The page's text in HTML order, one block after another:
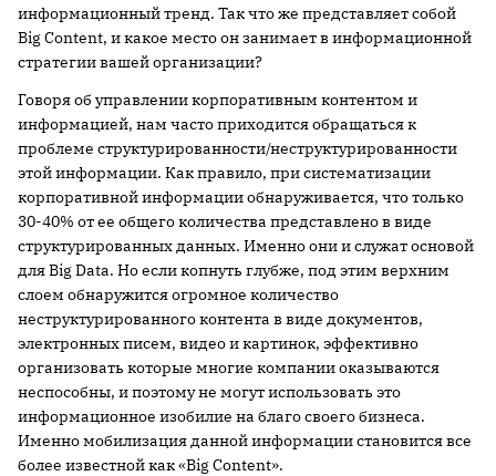
информационный тренд. Так что же представляет собой
Big Content, и какое место он занимает в информационной
стратегии вашей организации?
Говоря об управлении корпоративным контентом и
информацией, нам часто приходится обращаться к
проблеме структурированности/неструктурированности
этой информации. Как правило, при систематизации
корпоративной информации обнаруживается, что только
30-40% от ее общего количества представлено в виде
структурированных данных. Именно они и служат основой
для Big Data. Но если копнуть глубже, под этим верхним
слоем обнаружится огромное количество
неструктурированного контента в виде документов,
электронных писем, видео и картинок, эффективно
организовать которые многие компании оказываются
неспособны, и поэтому не могут использовать это
информационное изобилие на благо своего бизнеса.
Именно мобилизация данной информации становится все
более известной как «Big Content».